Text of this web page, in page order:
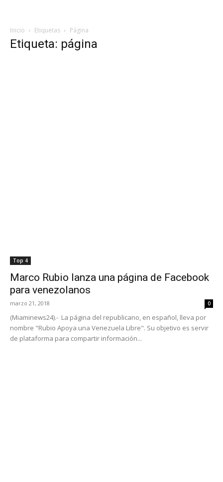
Inicio Etiquetas Página
Etiqueta: página
Top 4
Marco Rubio lanza una página de Facebook
para venezolanos
marzo 21, 2018 0
(Miaminews24).- La página del republicano, en español, lleva por
nombre "Rubio Apoya una Venezuela Libre". Su objetivo es servir
de plataforma para compartir información...